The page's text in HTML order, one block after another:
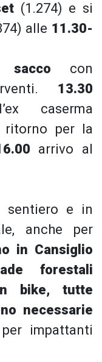
(1.274) e si
alle 11.30-
con
13.30
caserma
ritorno per la
arrivo al
sentiero e in
anche per
in Cansiglio
forestali
bike, tutte
necessarie
impattanti